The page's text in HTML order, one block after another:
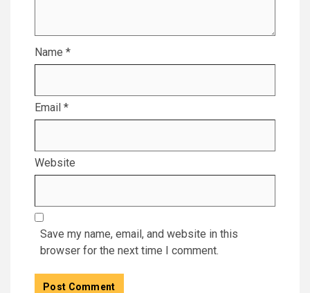
Name *
Email *
Website
Save my name, email, and website in this
browser for the next time I comment.